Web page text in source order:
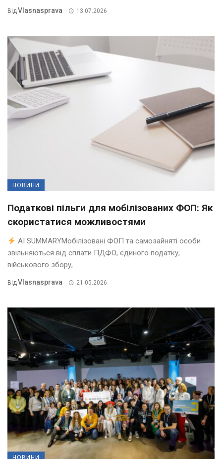
Від Vlasnasprava 13.07.2026
НОВИНИ
Податкові пільги для мобілізованих ФОП: Як
скористатися можливостями
AI SUMMARYМобілізовані ФОП та самозайняті особи
звільняються від сплати ПДФО, єдиного податку,
військового збору, ...
ВідVlasnasprava 21.05.2026
НОВИНИ